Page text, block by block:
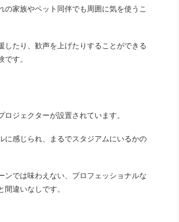
家族やペット同伴でも周囲に気を使うこ
たり、歓声を上げたりすることができる
す。
ジェクターが設置されています。
に感じられ、まるでスタジアムにいるかの
ンでは味わえない、プロフェッショナルな
違いなしです。